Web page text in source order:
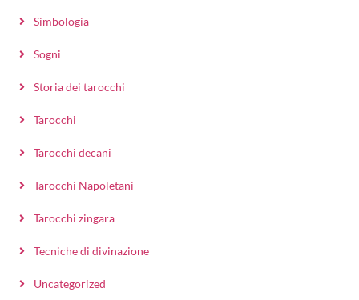
Simbologia
Sogni
Storia dei tarocchi
Tarocchi
Tarocchi decani
Tarocchi Napoletani
Tarocchi zingara
Tecniche di divinazione
Uncategorized